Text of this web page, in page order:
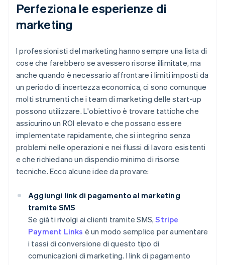
Perfeziona le esperienze di
marketing
I professionisti del marketing hanno sempre una lista di
cose che farebbero se avessero risorse illimitate, ma
anche quando è necessario affrontare i limiti imposti da
un periodo di incertezza economica, ci sono comunque
molti strumenti che i team di marketing delle start-up
possono utilizzare. L'obiettivo è trovare tattiche che
assicurino un ROI elevato e che possano essere
implementate rapidamente, che si integrino senza
problemi nelle operazioni e nei flussi di lavoro esistenti
e che richiedano un dispendio minimo di risorse
tecniche. Ecco alcune idee da provare:
Aggiungi link di pagamento al marketing
tramite SMS
Se già ti rivolgi ai clienti tramite SMS,Stripe
Payment Links è un modo semplice per aumentare
i tassi di conversione di questo tipo di
comunicazioni di marketing. I link di pagamento